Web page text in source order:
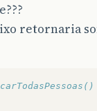
???
retornaria